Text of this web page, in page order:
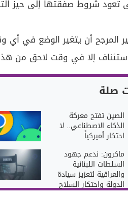
تعود شروط صفقتها إلى حيز
المرجح أن يتغير الوضع في أي
إلا في وقت لاحق من هذا
صلة
الصين تفتح معركة
الذكاء الاصطناعي.. لا
احتكار أميركياً
ماكرون: ندعم جهود
السلطات اللبنانية
والعراقية لتعزيز سيادة
الدولة واحتكار السلاح